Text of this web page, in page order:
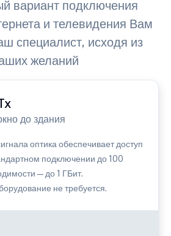
вариант подключения
и телевидения Вам
специалист, исходя из
желаний
до здания
оптика обеспечивает доступ
подключении до 100
— до 1 ГБит.
не требуется.